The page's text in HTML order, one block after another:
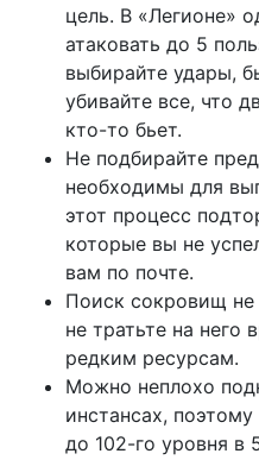
цель. В «Легионе»
атаковать до 5
выбирайте удары,
убивайте все, что
кто-то бьет.
Не подбирайте
необходимы для
этот процесс
которые вы не
вам по почте.
Поиск сокровищ не
не тратьте на него
редким ресурсам.
Можно неплохо
инстансах,
до 102-го уровня в